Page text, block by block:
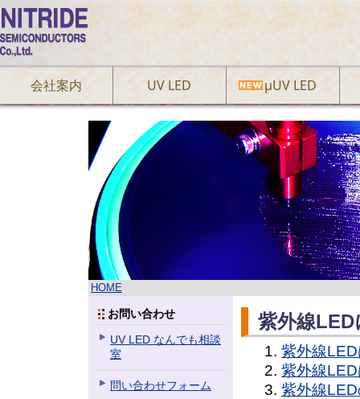
会社案内 UV LED µUV LED
HOME
お問い合わせ
UV LED なんでも相談
室
問い合わせフォーム
紫外線
紫外線
紫外線
紫外線